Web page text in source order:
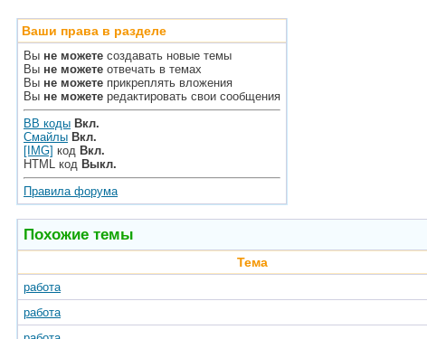
Ваши права в разделе
Вы не можете создавать новые темы
Вы не можете отвечать в темах
Вы не можете прикреплять вложения
Вы не можете редактировать свои сообщения
BB коды Вкл.
Смайлы Вкл.
[IMG] код Вкл.
HTML код Выкл.
Правила форума
Похожие темы
Тема
работа
работа